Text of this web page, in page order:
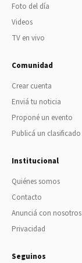
Foto del día
Videos
TV en vivo
Comunidad
Crear cuenta
Enviá tu noticia
Proponé un evento
Publicá un clasificado
Institucional
Quiénes somos
Contacto
Anunciá con nosotros
Privacidad
Seguinos